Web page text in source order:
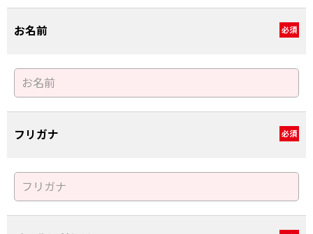
お名前 必須
フリガナ 必須